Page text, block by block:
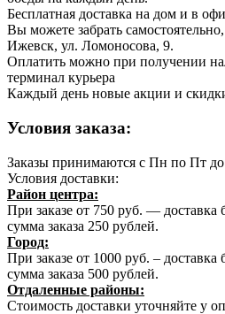
Бесплатная доставка на дом и в
Вы можете забрать
Ижевск, ул. Ломоносова, 9.
Оплатить можно при получении
терминал курьера
Каждый день новые акции и
Условия заказа:
Заказы принимаются с Пн по Пт
Условия доставки:
Район центра:
При заказе от 750 руб. —
сумма заказа 250 рублей.
Город:
При заказе от 1000 руб. –
сумма заказа 500 рублей.
Отдаленные районы:
Стоимость доставки уточняйте у